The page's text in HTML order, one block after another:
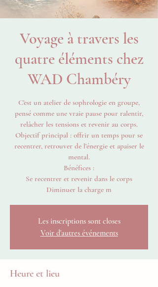
Voyage à travers les
quatre éléments chez
WAD Chambéry
C’est un atelier de sophrologie en groupe,
pensé comme une vraie pause pour ralentir,
relâcher les tensions et revenir au corps.
Objectif principal : offrir un temps pour se
recentrer, retrouver de l’énergie et apaiser le
mental.
Bénéfices :
Se recentrer et revenir dans le corps
Diminuer la charge m
Les inscriptions sont closes
Voir d'autres événements
Heure et lieu